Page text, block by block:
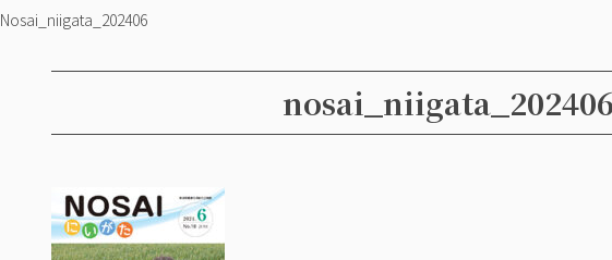
Nosai_niigata_202406
nosai_niigata_202406